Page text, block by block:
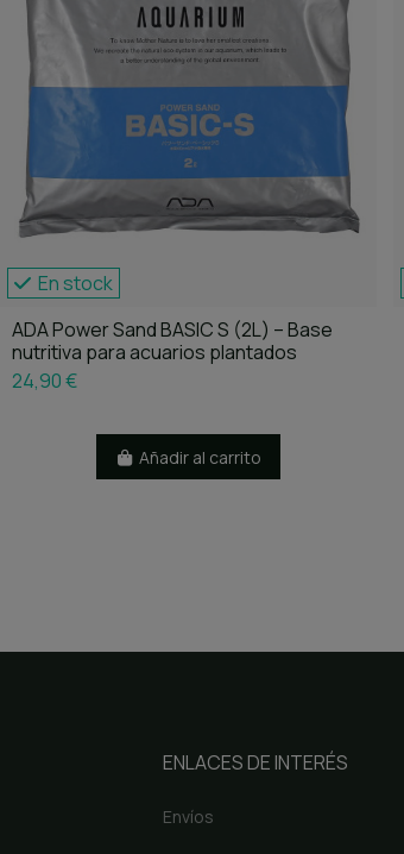
En stock
ADA Power Sand BASIC S (2L) – Base
nutritiva para acuarios plantados
24,90 €
Añadir al carrito
ENLACES DE INTERÉS
Envíos